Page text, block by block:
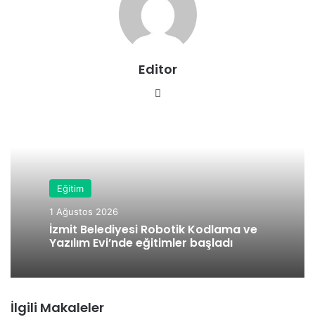
Editor
Eğitim
1 Ağustos 2026
İzmit Belediyesi Robotik Kodlama ve
Yazılım Evi’nde eğitimler başladı
İlgili Makaleler